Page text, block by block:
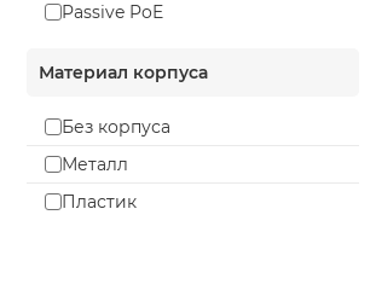
Passive PoE
Материал корпуса
Без корпуса
Металл
Пластик